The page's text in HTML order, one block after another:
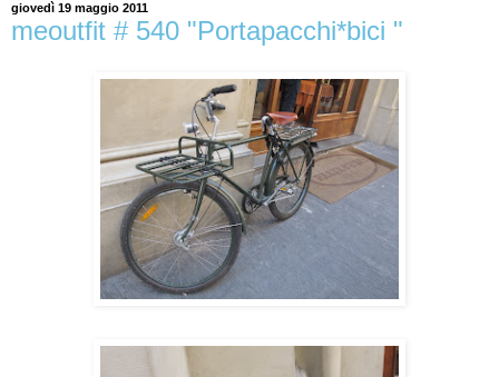
giovedì 19 maggio 2011
meoutfit # 540 "Portapacchi*bici "